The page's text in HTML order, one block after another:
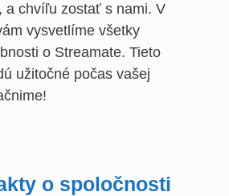
a chvíľu zostať s nami. V
vysvetlíme všetky
o Streamate. Tieto
užitočné počas vašej
o spoločnosti